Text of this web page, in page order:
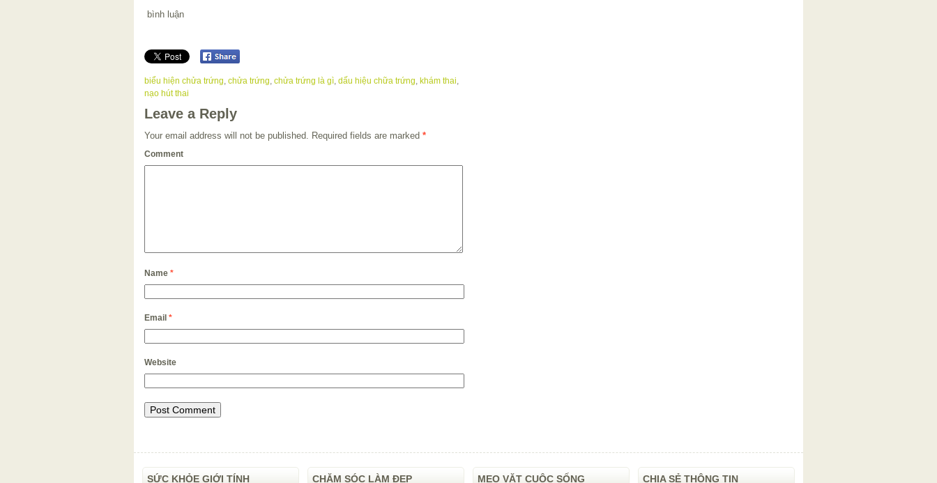
bình luận
biểu hiện chửa trứng chửa trứng chửa trứng là gì dấu hiệu chữa trứng khám thai
nạo hút thai
Leave a Reply
Your email address will not be published. Required fields are marked *
Comment
Name *
Email *
Website
SỨC KHỎE GIỚI TÍNH CHĂM SÓC LÀM ĐẸP MẸO VẶT CUỘC SỐNG CHIA SẺ THÔNG TIN